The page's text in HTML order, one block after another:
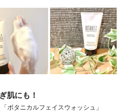
肌にも！
ボタニカルフェイスウォッシュ」